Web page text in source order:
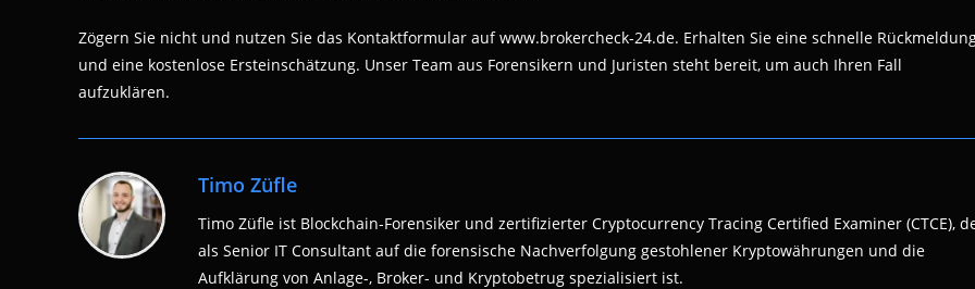
Zögern Sie nicht und nutzen Sie das Kontaktformular auf www.brokercheck-24.de. Erhalten Sie eine schnelle
und eine kostenlose Ersteinschätzung. Unser Team aus Forensikern und Juristen steht bereit, um auch Ihren Fall
aufzuklären.
Timo Züfle
Timo Züfle ist Blockchain-Forensiker und zertifizierter Cryptocurrency Tracing Certified Examiner (CTCE),
als Senior IT Consultant auf die forensische Nachverfolgung gestohlener Kryptowährungen und die
Aufklärung von Anlage-, Broker- und Kryptobetrug spezialisiert ist.